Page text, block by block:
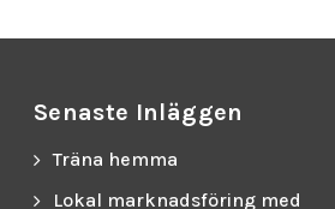
Senaste Inläggen
Träna hemma
Lokal marknadsföring med